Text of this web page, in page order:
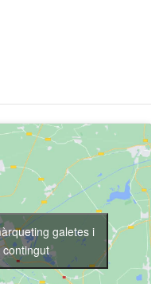
galetes i